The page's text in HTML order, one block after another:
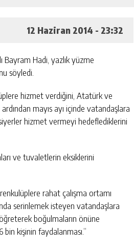
12 Haziran 2014 - 23:32
Bayram Hadi, yazlık yüzme
söyledi.
hizmet verdiğini, Atatürk ve
ardından mayıs ayı içinde vatandaşlara
hizmet vermeyi hedeflediklerini
ve tuvaletlerin eksiklerini
rahat çalışma ortamı
serinlemek isteyen vatandaşlara
boğulmaların önüne
kişinin faydalanması.”